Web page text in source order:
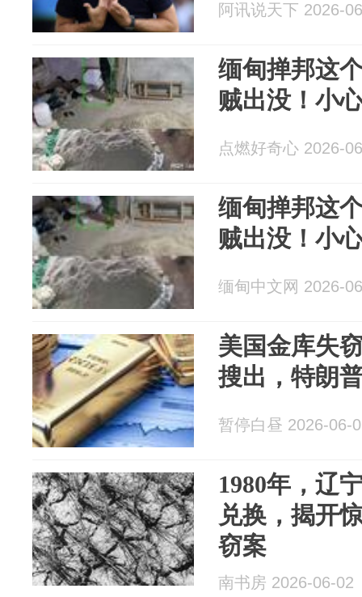
阿讯说天下 2026-
缅甸掸邦这
贼出没！小
点燃好奇心 2026-
缅甸掸邦这
贼出没！小
缅甸中文网 2026-
美国金库失
搜出，特朗
暂停白昼 2026-06-
1980年，辽
兑换，揭开
窃案
南书房 2026-06-02